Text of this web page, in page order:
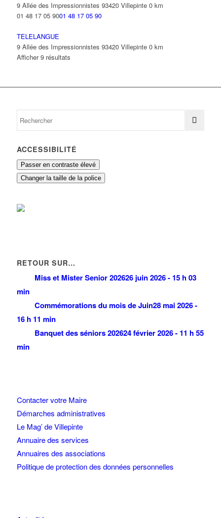
9 Allée des Impressionnistes 93420 Villepinte 0 km
01 48 17 05 9001 48 17 05 90
TELELANGUE
9 Allée des Impressionnistes 93420 Villepinte 0 km
Afficher 9 résultats
ACCESSIBILITÉ
Passer en contraste élevé
Changer la taille de la police
RETOUR SUR…
Miss et Mister Senior 202626 juin 2026 - 15 h 03
min
Commémorations du mois de Juin28 mai 2026 -
16 h 11 min
Banquet des séniors 202624 février 2026 - 11 h 55
min
Contacter votre Maire
Démarches administratives
Le Mag’ de Villepinte
Annuaire des services
Annuaires des associations
Politique de protection des données personnelles